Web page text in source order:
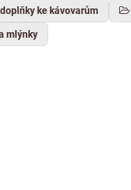
ke kávovarům
mlýnky